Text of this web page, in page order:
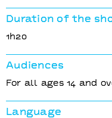
Duration of the
1h20
Audiences
For all ages 14 and
Language